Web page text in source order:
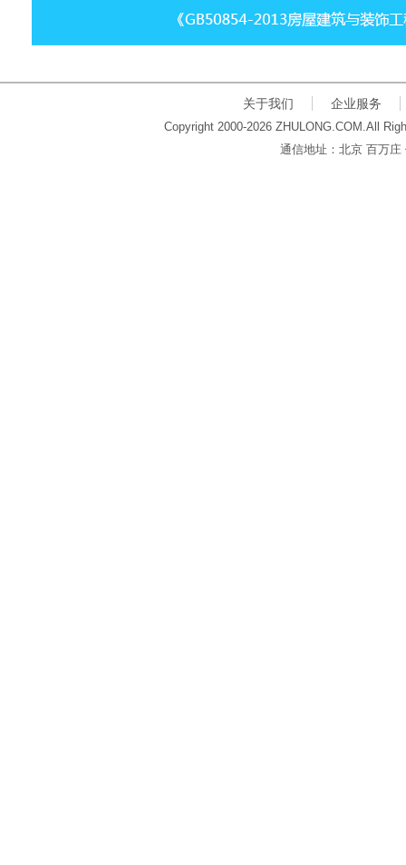
关于我们 企业服务
Copyright 2000-2026 ZHULONG.COM.All
通信地址：北京 百万